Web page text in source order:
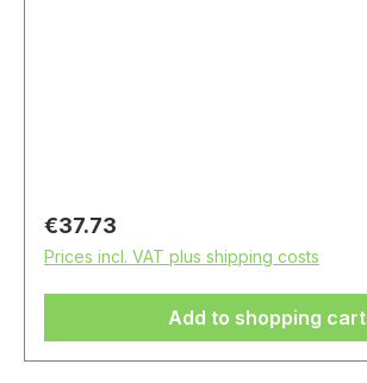
Regular price:
€37.73
Prices incl. VAT plus shipping costs
Add to shopping cart